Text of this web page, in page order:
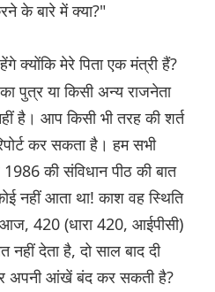
के बारे में क्या?"
क्योंकि मेरे पिता एक मंत्री हैं?
पुत्र या किसी अन्य राजनेता
है। आप किसी भी तरह की शर्त
कर सकता है। हम सभी
की संविधान पीठ की बात
नहीं आता था! काश वह स्थिति
420 (धारा 420, आईपीसी)
नहीं देता है, दो साल बाद दी
अपनी आंखें बंद कर सकती है?